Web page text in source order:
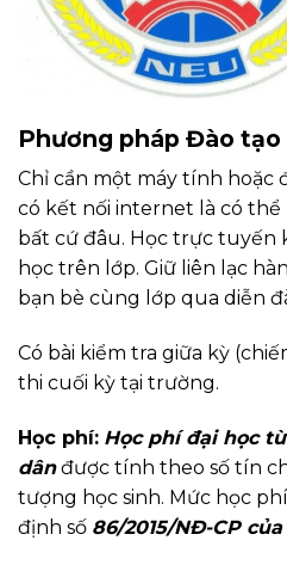
Phương pháp Đào tạo
Chỉ cần một máy tính hoặc
có kết nối internet là có thể
bất cứ đâu. Học trực tuyến
học trên lớp. Giữ liên lạc
bạn bè cùng lớp qua diễn
Có bài kiểm tra giữa kỳ
thi cuối kỳ tại trường.
Học phí: Học phí đại học
dânđược tính theo số tín
tượng học sinh. Mức học
định số 86/2015/NĐ-CP